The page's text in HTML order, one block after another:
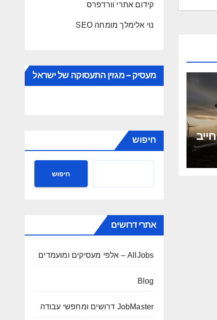
קידום אתרי וורדפרס
נוי אלימלך מומחה SEO
מעסיק – מגזין התעסוקה של ישראל
חיפוש
חיפוש
אתרי דרושים
AllJobs – אלפי מעסיקים ומועמדים
Blog
JobMaster דרושים ומחפשי עבודה